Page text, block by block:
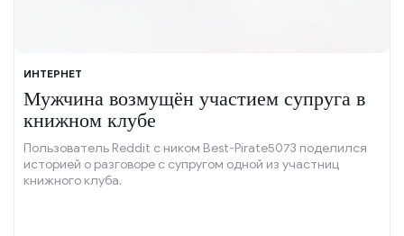
ИНТЕРНЕТ
Мужчина возмущён участием супруга в
книжном клубе
Пользователь Reddit с ником Best-Pirate5073 поделился
историей о разговоре с супругом одной из участниц
книжного клуба.